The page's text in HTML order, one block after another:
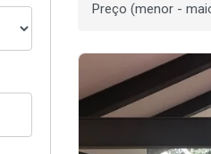
Ordenar por